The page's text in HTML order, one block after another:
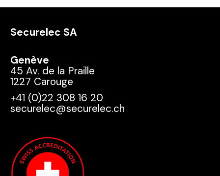
Securelec SA
Genève
45 Av. de la Praille
1227 Carouge
+41 (0)22 308 16 20
securelec@securelec.ch